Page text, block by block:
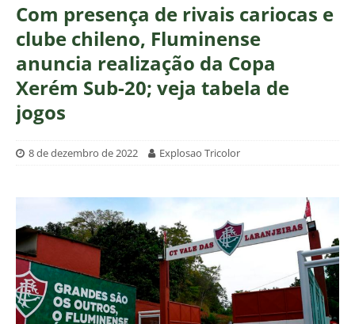
Com presença de rivais cariocas e
clube chileno, Fluminense
anuncia realização da Copa
Xerém Sub-20; veja tabela de
jogos
8 de dezembro de 2022 Explosao Tricolor